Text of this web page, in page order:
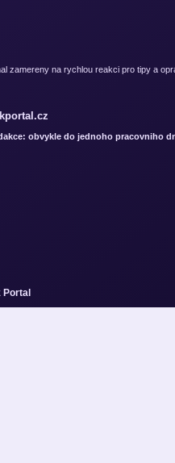
zamereny na rychlou reakci pro tipy a
obvykle do jednoho pracovniho